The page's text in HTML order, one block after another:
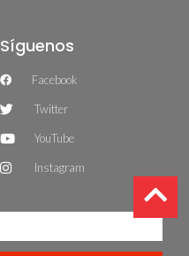
Síguenos
Facebook
Twitter
YouTube
Instagram